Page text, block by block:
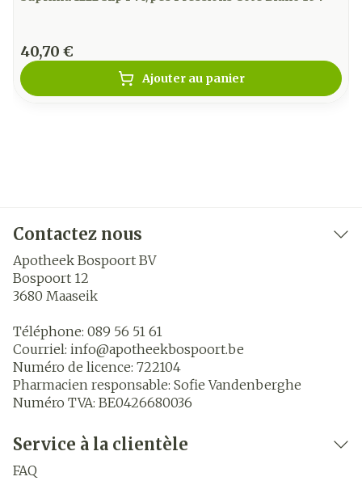
40,70 €
Ajouter au panier
Contactez nous
Apotheek Bospoort BV
Bospoort 12
3680 Maaseik
Téléphone: 089 56 51 61
Courriel: info@apotheekbospoort.be
Numéro de licence: 722104
Pharmacien responsable: Sofie Vandenberghe
Numéro TVA: BE0426680036
Service à la clientèle
FAQ